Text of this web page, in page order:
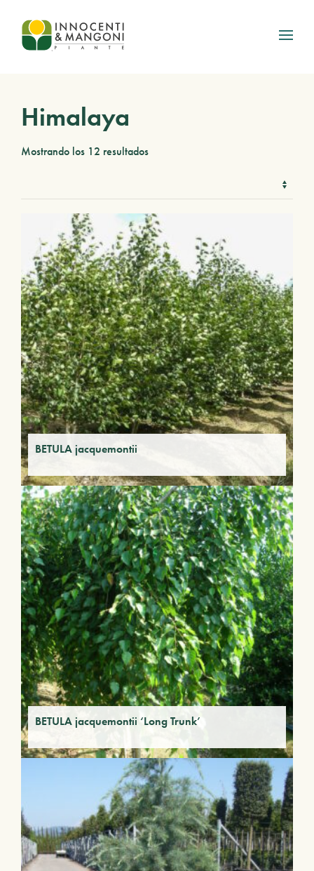
Skip to main content
Himalaya
Mostrando los 12 resultados
BETULA jacquemontii
BETULA jacquemontii ‘Long Trunk’